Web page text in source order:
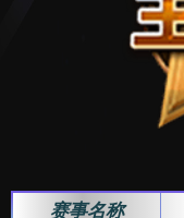
赛事名称